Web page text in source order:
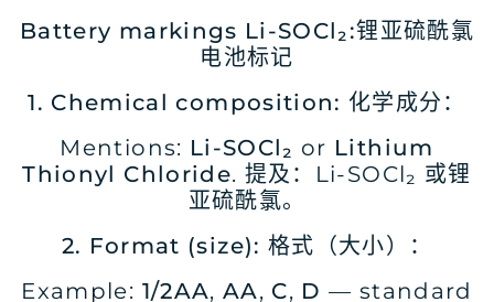
Battery markings Li-SOCl₂:锂亚硫酰氯
电池标记
1. Chemical composition: 化学成分：
Mentions: Li-SOCl₂ or Lithium
Thionyl Chloride. 提及：Li-SOCl₂ 或锂
亚硫酰氯。
2. Format (size): 格式（大小）：
Example: 1/2AA, AA, C, D — standard